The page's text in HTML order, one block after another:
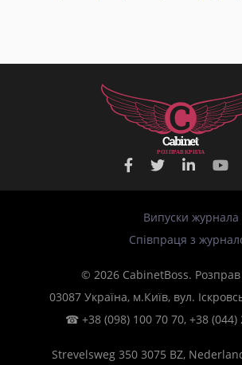
РОЗПРАВКРИЛА
Випуски журнала
Співпраця з
© 2026 CabinetBoss.
03087 Україна, м.Київ, вул.
☎ +38 (098) 100 70 70, +38 (044)
Strevelsweg 350 3075 BZ,